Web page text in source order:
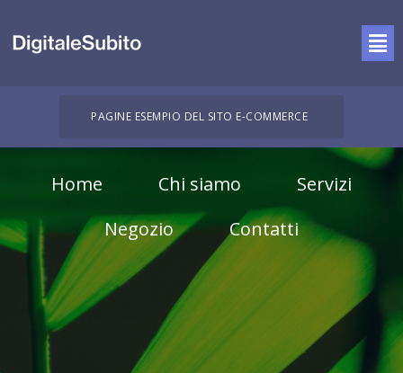
PAGINE ESEMPIO DEL SITO E-COMMERCE
Home Chi siamo
Servizi
Negozio
Contatti